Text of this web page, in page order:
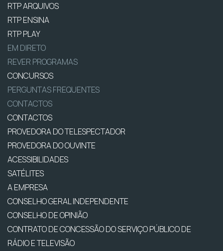
RTP ARQUIVOS
RTP ENSINA
RTP PLAY
EM DIRETO
REVER PROGRAMAS
CONCURSOS
PERGUNTAS FREQUENTES
CONTACTOS
CONTACTOS
PROVEDORA DO TELESPECTADOR
PROVEDORA DO OUVINTE
ACESSIBILIDADES
SATÉLITES
A EMPRESA
CONSELHO GERAL INDEPENDENTE
CONSELHO DE OPINIÃO
CONTRATO DE CONCESSÃO DO SERVIÇO PÚBLICO DE
RÁDIO E TELEVISÃO